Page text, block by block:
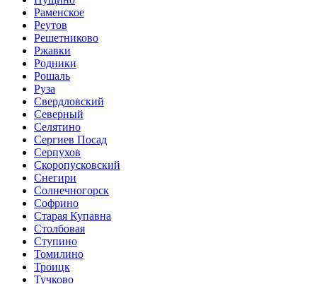
Раменское
Реутов
Решетниково
Ржавки
Родники
Рошаль
Руза
Свердловский
Северный
Селятино
Сергиев Посад
Серпухов
Скоропусковский
Снегири
Солнечногорск
Софрино
Старая Купавна
Столбовая
Ступино
Томилино
Троицк
Тучково